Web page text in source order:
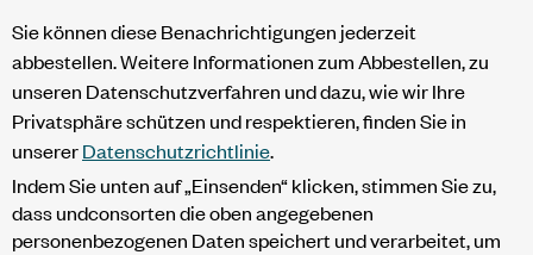
Sie können diese Benachrichtigungen jederzeit
abbestellen. Weitere Informationen zum Abbestellen, zu
unseren Datenschutzverfahren und dazu, wie wir Ihre
Privatsphäre schützen und respektieren, finden Sie in
unsererDatenschutzrichtlinie.
Indem Sie unten auf „Einsenden“ klicken, stimmen Sie zu,
dass undconsorten die oben angegebenen
personenbezogenen Daten speichert und verarbeitet, um